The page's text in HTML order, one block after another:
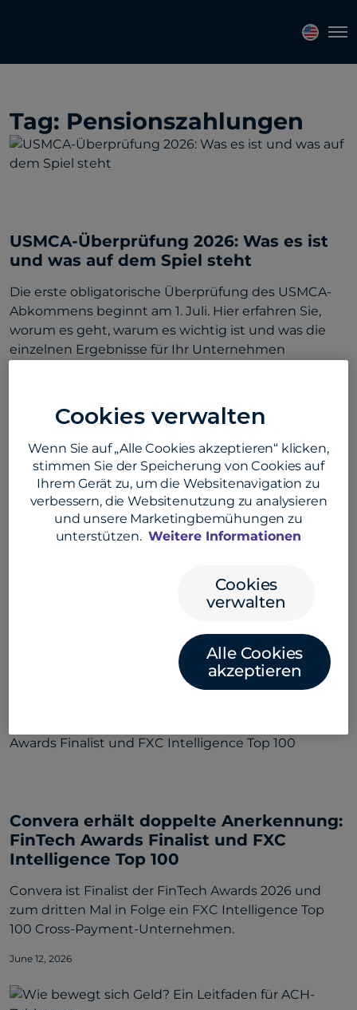
Tag: Pensionszahlungen
USMCA-Überprüfung 2026: Was es ist
und was auf dem Spiel steht
Die erste obligatorische Überprüfung des USMCA-
Abkommens beginnt am 1. Juli. Hier erfahren Sie,
worum es geht, warum es wichtig ist und was die
einzelnen Ergebnisse für Ihr Unternehmen
Convera und dLocal ermöglichen eine
Erfahren Sie, wie Convera und dLocal schnellere und
lokalen Auszahlungslösungen in wachstumsstarken
Convera erhält doppelte Anerkennung:
FinTech Awards Finalist und FXC
Intelligence Top 100
Convera ist Finalist der FinTech Awards 2026 und
zum dritten Mal in Folge ein FXC Intelligence Top
100 Cross-Payment-Unternehmen.
June 12, 2026
Cookies verwalten
Wenn Sie auf „Alle Cookies akzeptieren“ klicken,
stimmen Sie der Speicherung von Cookies auf
Ihrem Gerät zu, um die Websitenavigation zu
verbessern, die Websitenutzung zu analysieren
und unsere Marketingbemühungen zu
unterstützen. Weitere Informationen
Cookies
verwalten
Alle Cookies
akzeptieren